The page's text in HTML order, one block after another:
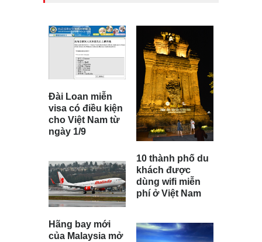
Đài Loan miễn
visa có điều kiện
cho Việt Nam từ
ngày 1/9
Hãng bay mới
của Malaysia mở
10 thành phố du
khách được
dùng wifi miễn
phí ở Việt Nam